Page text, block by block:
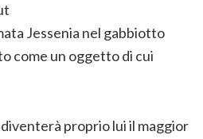
Jessenia nel gabbiotto
come un oggetto di cui
proprio lui il maggior